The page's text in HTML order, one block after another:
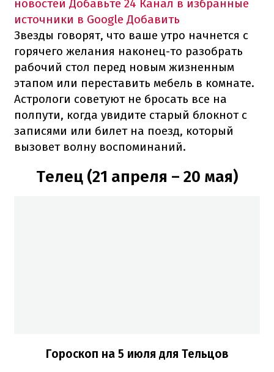
новостей Добавьте 24 Канал в избранные
источники в Google Добавить
Звезды говорят, что ваше утро начнется с
горячего желания наконец-то разобрать
рабочий стол перед новым жизненным
этапом или переставить мебель в комнате.
Астрологи советуют не бросать все на
полпути, когда увидите старый блокнот с
записями или билет на поезд, который
вызовет волну воспоминаний.
Телец (21 апреля – 20 мая)
Гороскоп на 5 июля для Тельцов